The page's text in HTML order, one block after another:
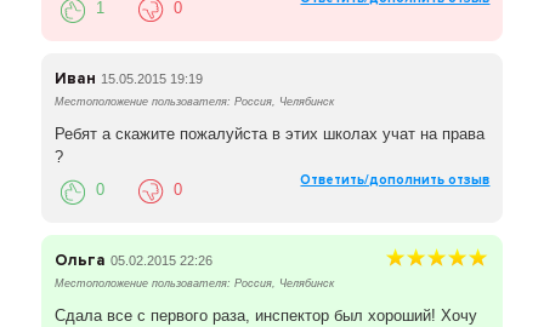
1 0
Иван 15.05.2015 19:19
Местоположение пользователя: Россия, Челябинск
Ребят а скажите пожалуйста в этих школах учат на права
?
Ответить/дополнить отзыв
0 0
Ольга 05.02.2015 22:26
Местоположение пользователя: Россия, Челябинск
Сдала все с первого раза, инспектор был хороший! Хочу